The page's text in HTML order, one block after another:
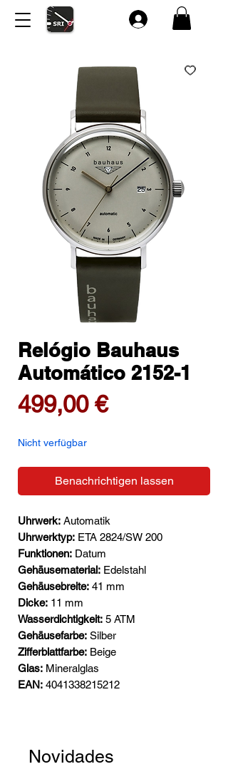
Relógio Bauhaus
Automático 2152-1
499,00 €Preis
Nicht verfügbar
Benachrichtigen lassen
Uhrwerk: Automatik
Uhrwerktyp: ETA 2824/SW 200
Funktionen: Datum
Gehäusematerial: Edelstahl
Gehäusebreite: 41 mm
Dicke: 11 mm
Wasserdichtigkeit: 5 ATM
Gehäusefarbe: Silber
Zifferblattfarbe: Beige
Glas: Mineralglas
EAN: 4041338215212
Novidades